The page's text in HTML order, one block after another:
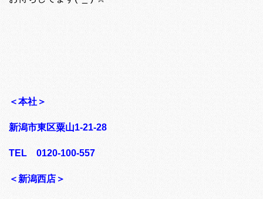
＜本社＞
新潟市東区粟山1-21-28
TEL 0120-100-557
＜新潟西店＞